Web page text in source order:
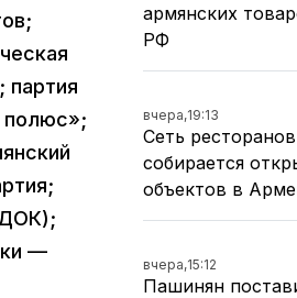
партия
полюс»;
—
армянских
РФ
вчера,19:13
Сеть
собирается
объектов в
вчера,15:12
Пашинян